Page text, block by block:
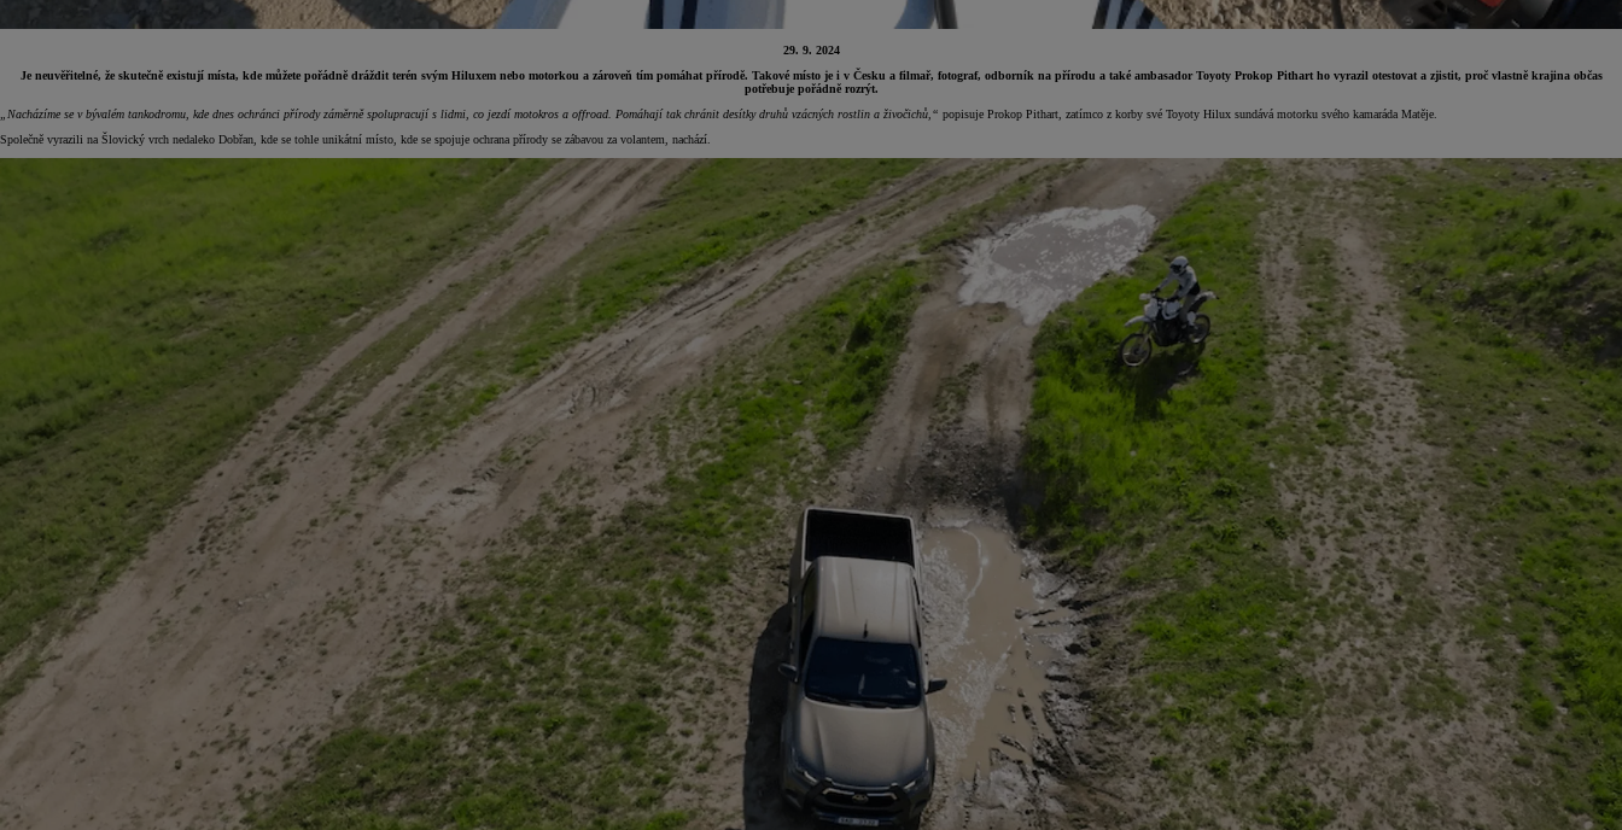
399 000 Kč
s DPH
vč. zvýhodnění20 000 Kč
29. 9. 2024
Je neuvěřitelné, že skutečně existují místa, kde můžete pořádně dráždit terén svým Hiluxem nebo motorkou a zároveň tím pomáhat přírodě. Takové místo je i v Česku a filmař, fotograf, odborník na přírodu a také ambasador Toyoty Prokop Pithart ho vyrazil otestovat a zjistit, proč vlastně krajina občas
potřebuje pořádně rozrýt.
„Nacházíme se v bývalém tankodromu, kde dnes ochránci přírody záměrně spolupracují s lidmi, co jezdí motokros a offroad. Pomáhají tak chránit desítky druhů vzácných rostlin a živočichů,“ popisuje Prokop Pithart, zatímco z korby své Toyoty Hilux sundává motorku svého kamaráda Matěje.
Společně vyrazili na Šlovický vrch nedaleko Dobřan, kde se tohle unikátní místo, kde se spojuje ochrana přírody se zábavou za volantem, nachází.